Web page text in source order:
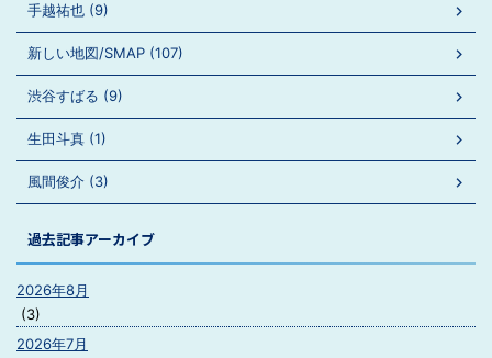
手越祐也 (9)
新しい地図/SMAP (107)
渋谷すばる (9)
生田斗真 (1)
風間俊介 (3)
過去記事アーカイブ
2026年8月
(3)
2026年7月